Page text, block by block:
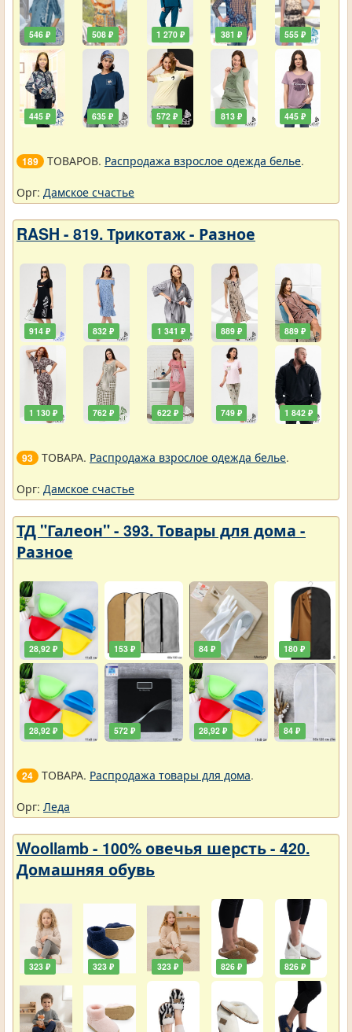
546 ₽
445 ₽
508 ₽
635 ₽
1 270 ₽
572 ₽
381 ₽
813 ₽
555 ₽
445 ₽
189 ТОВАРОВ. Распродажа взрослое одежда белье.
Орг: Дамское счастье
RASH - 819. Трикотаж - Разное
914 ₽
1 130 ₽
832 ₽
762 ₽
1 341 ₽
622 ₽
889 ₽
749 ₽
889 ₽
1 842 ₽
93 ТОВАРА. Распродажа взрослое одежда белье.
Орг: Дамское счастье
ТД "Галеон" - 393. Товары для дома -
Разное
28,92 ₽
28,92 ₽
153 ₽
572 ₽
84 ₽
28,92 ₽
180 ₽
84 ₽
24 ТОВАРА. Распродажа товары для дома.
Орг: Леда
Woollamb - 100% овечья шерсть - 420.
Домашняя обувь
323 ₽ 323 ₽ 323 ₽ 826 ₽ 826 ₽